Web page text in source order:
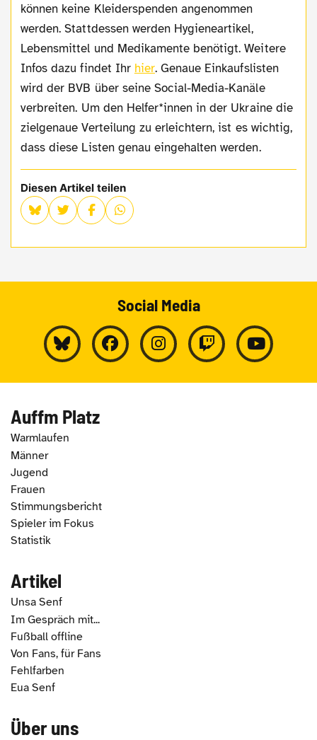
können keine Kleiderspenden angenommen
werden. Stattdessen werden Hygieneartikel,
Lebensmittel und Medikamente benötigt. Weitere
Infos dazu findet Ihr hier. Genaue Einkaufslisten
wird der BVB über seine Social-Media-Kanäle
verbreiten. Um den Helfer*innen in der Ukraine die
zielgenaue Verteilung zu erleichtern, ist es wichtig,
dass diese Listen genau eingehalten werden.
Diesen Artikel teilen
Social Media
Auffm Platz
Warmlaufen
Männer
Jugend
Frauen
Stimmungsbericht
Spieler im Fokus
Statistik
Artikel
Unsa Senf
Im Gespräch mit...
Fußball offline
Von Fans, für Fans
Fehlfarben
Eua Senf
Über uns